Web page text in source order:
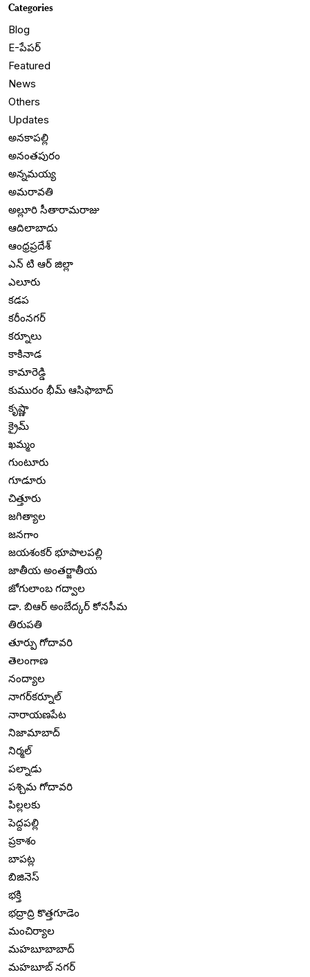
Categories
Blog
E-పేపర్
Featured
News
Others
Updates
అనకాపల్లి
అనంతపురం
అన్నమయ్య
అమరావతి
అల్లూరి సీతారామరాజు
ఆదిలాబాదు
ఆంధ్రప్రదేశ్
ఎన్ టి ఆర్ జిల్లా
ఎలూరు
కడప
కరీంనగర్
కర్నూలు
కాకినాడ
కామారెడ్డి
కుమురం భీమ్ ఆసిఫాబాద్
కృష్ణా
క్రైమ్
ఖమ్మం
గుంటూరు
గూడూరు
చిత్తూరు
జగిత్యాల
జనగాం
జయశంకర్ భూపాలపల్లి
జాతీయ అంతర్జాతీయ
జోగులాంబ గద్వాల
డా. బిఆర్ అంబేద్కర్ కోనసీమ
తిరుపతి
తూర్పు గోదావరి
తెలంగాణ
నంద్యాల
నాగర్‌కర్నూల్
నారాయణపేట
నిజామాబాద్
నిర్మల్
పల్నాడు
పశ్చిమ గోదావరి
పిల్లలకు
పెద్దపల్లి
ప్రకాశం
బాపట్ల
బిజినెస్
భక్తి
భద్రాద్రి కొత్తగూడెం
మంచిర్యాల
మహబూబాబాద్
మహబూబ్ నగర్